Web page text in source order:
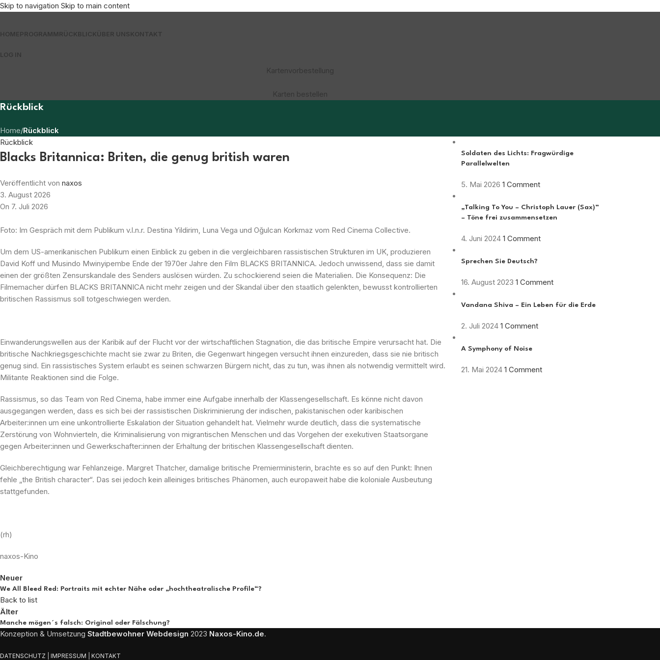
Skip to navigation Skip to main content
HOMEPROGRAMMRÜCKBLICKÜBER UNSKONTAKT
LOG IN
Kartenvorbestellung
Karten bestellen
Rückblick
Home/Rückblick
Rückblick
Blacks Britannica: Briten, die genug british waren
Veröffentlicht von naxos
3. August 2026
On 7. Juli 2026
Foto: Im Gespräch mit dem Publikum v.l.n.r. Destina Yildirim, Luna Vega und Oğulcan Korkmaz vom Red Cinema Collective.
Um dem US-amerikanischen Publikum einen Einblick zu geben in die vergleichbaren rassistischen Strukturen im UK, produzieren
David Koff und Musindo Mwinyipembe Ende der 1970er Jahre den Film BLACKS BRITANNICA. Jedoch unwissend, dass sie damit
einen der größten Zensurskandale des Senders auslösen würden. Zu schockierend seien die Materialien. Die Konsequenz: Die
Filmemacher dürfen BLACKS BRITANNICA nicht mehr zeigen und der Skandal über den staatlich gelenkten, bewusst kontrollierten
britischen Rassismus soll totgeschwiegen werden.
Einwanderungswellen aus der Karibik auf der Flucht vor der wirtschaftlichen Stagnation, die das britische Empire verursacht hat. Die
britische Nachkriegsgeschichte macht sie zwar zu Briten, die Gegenwart hingegen versucht ihnen einzureden, dass sie nie britisch
genug sind. Ein rassistisches System erlaubt es seinen schwarzen Bürgern nicht, das zu tun, was ihnen als notwendig vermittelt wird.
Militante Reaktionen sind die Folge.
Rassismus, so das Team von Red Cinema, habe immer eine Aufgabe innerhalb der Klassengesellschaft. Es könne nicht davon
ausgegangen werden, dass es sich bei der rassistischen Diskriminierung der indischen, pakistanischen oder karibischen
Arbeiter:innen um eine unkontrollierte Eskalation der Situation gehandelt hat. Vielmehr wurde deutlich, dass die systematische
Zerstörung von Wohnvierteln, die Kriminalisierung von migrantischen Menschen und das Vorgehen der exekutiven Staatsorgane
gegen Arbeiter:innen und Gewerkschafter:innen der Erhaltung der britischen Klassengesellschaft dienten.
Gleichberechtigung war Fehlanzeige. Margret Thatcher, damalige britische Premierministerin, brachte es so auf den Punkt: Ihnen
fehle „the British character“. Das sei jedoch kein alleiniges britisches Phänomen, auch europaweit habe die koloniale Ausbeutung
stattgefunden.
(rh)
naxos-Kino
Neuer
We All Bleed Red: Portraits mit echter Nähe oder „hochtheatralische Profile“?
Back to list
Älter
Manche mögen´s falsch: Original oder Fälschung?
Soldaten des Lichts: Fragwürdige
Parallelwelten
5. Mai 2026 1 Comment
„Talking To You – Christoph Lauer (Sax)”
– Töne frei zusammensetzen
4. Juni 2024 1 Comment
Sprechen Sie Deutsch?
16. August 2023 1 Comment
Vandana Shiva – Ein Leben für die Erde
2. Juli 2024 1 Comment
A Symphony of Noise
21. Mai 2024 1 Comment
Konzeption & Umsetzung Stadtbewohner Webdesign 2023 Naxos-Kino.de.
DATENSCHUTZ IMPRESSUM KONTAKT